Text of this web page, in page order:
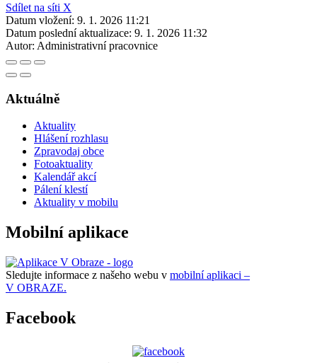
Sdílet na síti X
Datum vložení: 9. 1. 2026 11:21
Datum poslední aktualizace: 9. 1. 2026 11:32
Autor: Administrativní pracovnice
Aktuálně
Aktuality
Hlášení rozhlasu
Zpravodaj obce
Fotoaktuality
Kalendář akcí
Pálení klestí
Aktuality v mobilu
Mobilní aplikace
Sledujte informace z našeho webu v mobilní aplikaci –
V OBRAZE.
Facebook